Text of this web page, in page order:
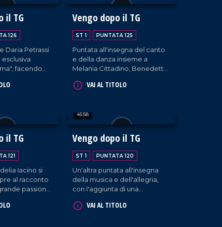
Saverio
il TG
126
Daria Petrassi
facendo
Vengo dopo il TG
ST 1 PUNTATA 125
Puntata all'insegna del canto
e della danza insieme a
Melania Cittadino, Benedetta
Guaglianone, il tutto arricchito
accoglienza del padrone di
casa, Francesco Occhiuzzi.
VAI AL TITOLO
il TG
121
Iacino si
al racconto
passione
45:58
Vengo dopo il TG
ST 1 PUNTATA 120
Un'altra puntata all'insegna
della musica e dell'allegria,
con l'aggiunta di una
Franco Malizia,
VAI AL TITOLO